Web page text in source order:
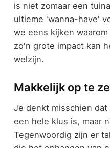
is niet zomaar een
ultieme 'wanna-have'
we eens kijken
zo'n grote impact kan
welzijn.
Makkelijk op te
Je denkt misschien dat
een hele klus is, maar
Tegenwoordig zijn er